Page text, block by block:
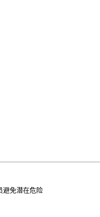
避免潜在危险